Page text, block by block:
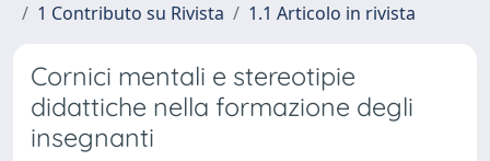
1 Contributo su Rivista
1.1 Articolo in rivista
Cornici mentali e stereotipie
didattiche nella formazione degli
insegnanti